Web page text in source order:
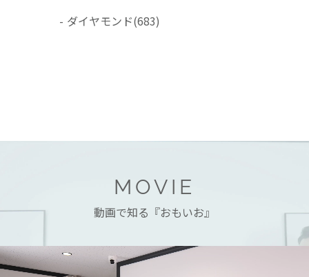
ダイヤモンド(683)
MOVIE
動画で知る『おもいお』